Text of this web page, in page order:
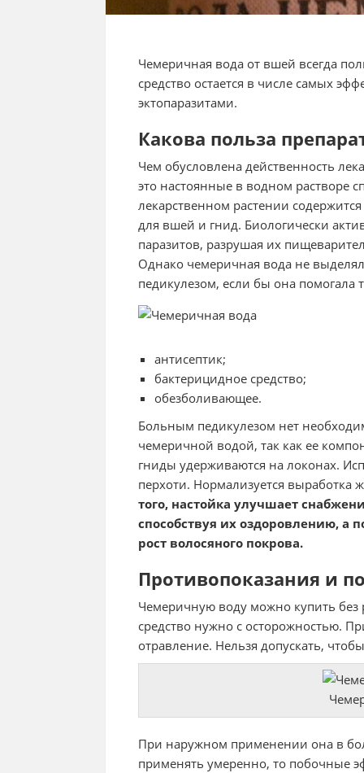
Чемеричная вода от вшей всегда
средство остается в числе самых
эктопаразитами.
Какова польза
Чем обусловлена действенность
это настоянные в водном растворе
лекарственном растении
для вшей и гнид. Биологически
паразитов, разрушая их
Однако чемеричная вода не
педикулезом, если бы она помогала
антисептик;
бактерицидное средство;
обезболивающее.
Больным педикулезом нет
чемеричной водой, так как ее
гниды удерживаются на локонах.
перхоти. Нормализуется
того, настойка улучшает
способствуя их оздоровлению, а
рост волосяного покрова.
Противопоказания и
Чемеричную воду можно купить без
средство нужно с осторожностью.
отравление. Нельзя допускать,
При наружном применении она в
применять умеренно, то побочные